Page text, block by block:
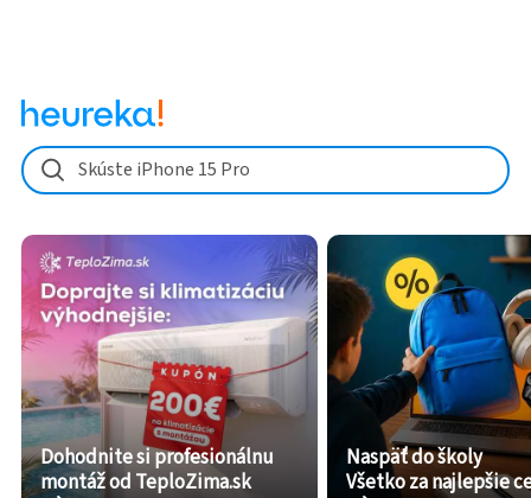
Skúste iPhone 15 Pro
Dohodnite si profesionálnu
montáž od TeploZima.sk
Naspäť do školy
Všetko za najlepšie